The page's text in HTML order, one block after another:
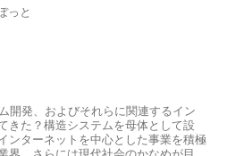
っと
開発、およびそれらに関連するイン
きた？構造システムを母体として設
ンターネットを中心とした事業を積極